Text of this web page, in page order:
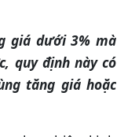
giá dưới 3% mà
quy định này có
tăng giá hoặc